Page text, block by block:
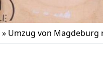
» Umzug von Magdeburg